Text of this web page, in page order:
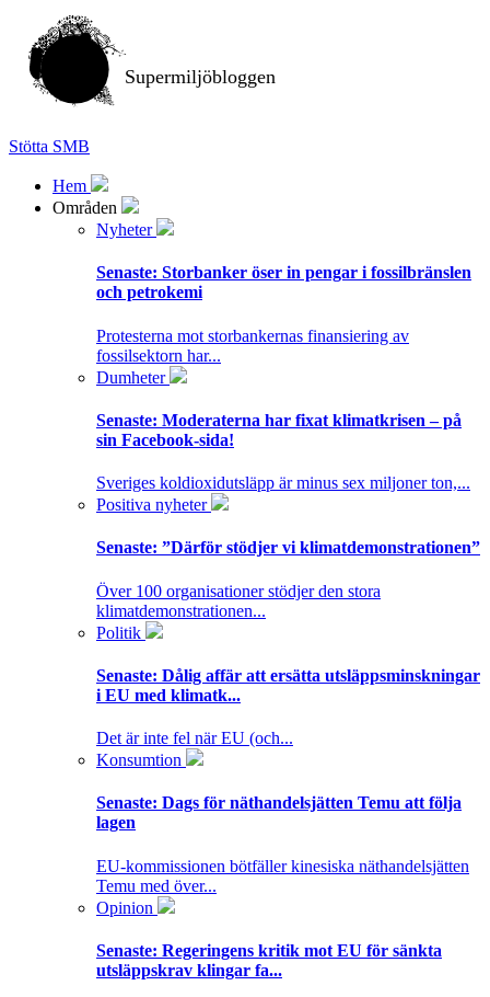
Supermiljöbloggen
Stötta SMB
Hem
Områden
Nyheter
Senaste: Storbanker öser in pengar i fossilbränslen
och petrokemi
Protesterna mot storbankernas finansiering av
fossilsektorn har...
Dumheter
Senaste: Moderaterna har fixat klimatkrisen – på
sin Facebook-sida!
Sveriges koldioxidutsläpp är minus sex miljoner ton,...
Positiva nyheter
Senaste: ”Därför stödjer vi klimatdemonstrationen”
Över 100 organisationer stödjer den stora
klimatdemonstrationen...
Politik
Senaste: Dålig affär att ersätta utsläppsminskningar
i EU med klimatk...
Det är inte fel när EU (och...
Konsumtion
Senaste: Dags för näthandelsjätten Temu att följa
lagen
EU-kommissionen bötfäller kinesiska näthandelsjätten
Temu med över...
Opinion
Senaste: Regeringens kritik mot EU för sänkta
utsläppskrav klingar fa...